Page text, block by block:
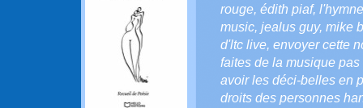
rouge, édith piaf,
music, jealus guy, mike
d'ltc live, envoyer cette
faites de la musique
avoir les déci-belles en
droits des personnes